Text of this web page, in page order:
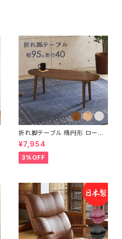
折れ脚テーブル 楕円形 ローテ
ーブル センターテーブル リビン
グテーブル 天然木 幅95 3色展
開
¥7,954
3%OFF